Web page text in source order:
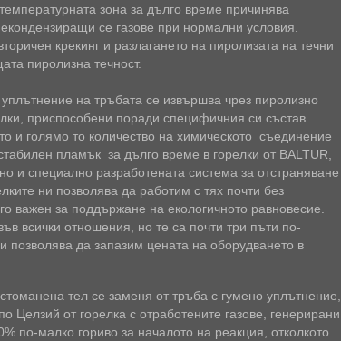
зона за дълго време причинява
се газове при нормални условия.
крекинг и разлагането на пиролизата на течни
пиролизна течност.
на тръбата се извършва чрез пиролизно
приспособени поради специфичния си състав.
и голямо то количество на химическото съединение
пламък за дълго време в горелки от BALTUR,
и специално разработената система за отстраняване
ни позволява да работим с тях почти без
важен за поддържане на екологичното равновесие.
всички отношения, но те са почти три пъти по-
позволява да запазим цената на оборудването в
тел се заменя от тръба с гумено уплътнение,
Целзий от горелка с отработените газове, генерирани
по-малко гориво за началото на реакция, отколкото